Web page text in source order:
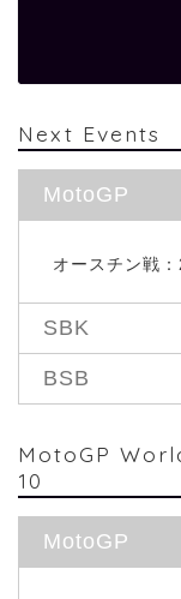
Next Events
MotoGP
オースチン戦
SBK
BSB
MotoGP
10
MotoGP